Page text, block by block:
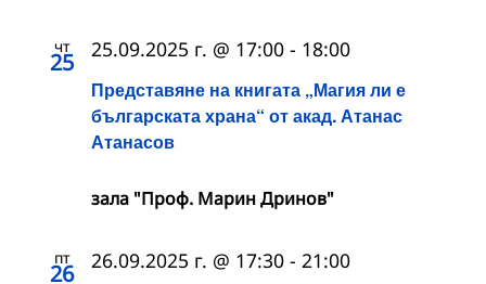
чт
25
Представяне на книгата „Магия ли е
българската храна“ от акад. Атанас
Атанасов
25.09.2025 г. @ 17:00 - 18:00
зала "Проф. Марин Дринов"
пт
26 26.09.2025 г. @ 17:30 - 21:00